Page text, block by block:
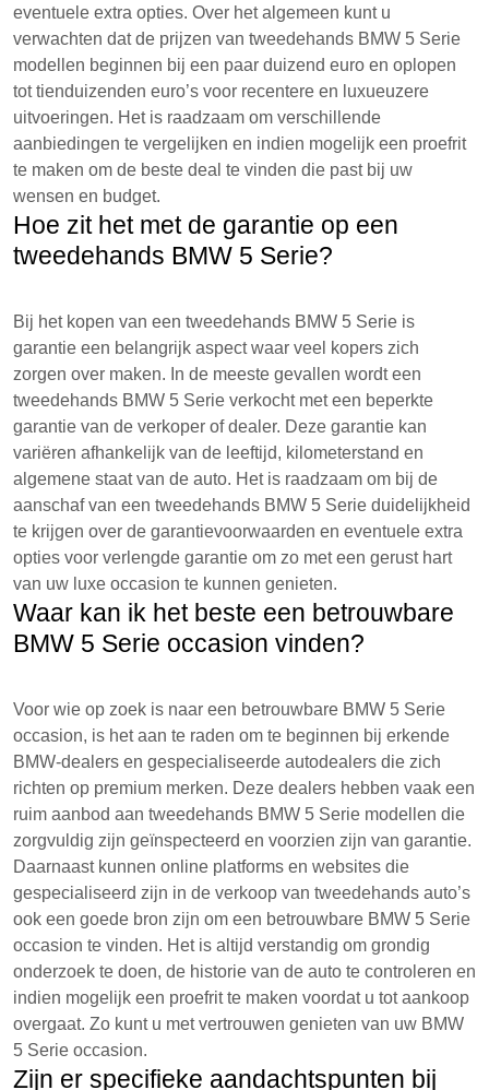
eventuele extra opties. Over het algemeen kunt u
verwachten dat de prijzen van tweedehands BMW 5 Serie
modellen beginnen bij een paar duizend euro en oplopen
tot tienduizenden euro’s voor recentere en luxueuzere
uitvoeringen. Het is raadzaam om verschillende
aanbiedingen te vergelijken en indien mogelijk een proefrit
te maken om de beste deal te vinden die past bij uw
wensen en budget.
Hoe zit het met de garantie op een
tweedehands BMW 5 Serie?
Bij het kopen van een tweedehands BMW 5 Serie is
garantie een belangrijk aspect waar veel kopers zich
zorgen over maken. In de meeste gevallen wordt een
tweedehands BMW 5 Serie verkocht met een beperkte
garantie van de verkoper of dealer. Deze garantie kan
variëren afhankelijk van de leeftijd, kilometerstand en
algemene staat van de auto. Het is raadzaam om bij de
aanschaf van een tweedehands BMW 5 Serie duidelijkheid
te krijgen over de garantievoorwaarden en eventuele extra
opties voor verlengde garantie om zo met een gerust hart
van uw luxe occasion te kunnen genieten.
Waar kan ik het beste een betrouwbare
BMW 5 Serie occasion vinden?
Voor wie op zoek is naar een betrouwbare BMW 5 Serie
occasion, is het aan te raden om te beginnen bij erkende
BMW-dealers en gespecialiseerde autodealers die zich
richten op premium merken. Deze dealers hebben vaak een
ruim aanbod aan tweedehands BMW 5 Serie modellen die
zorgvuldig zijn geïnspecteerd en voorzien zijn van garantie.
Daarnaast kunnen online platforms en websites die
gespecialiseerd zijn in de verkoop van tweedehands auto’s
ook een goede bron zijn om een betrouwbare BMW 5 Serie
occasion te vinden. Het is altijd verstandig om grondig
onderzoek te doen, de historie van de auto te controleren en
indien mogelijk een proefrit te maken voordat u tot aankoop
overgaat. Zo kunt u met vertrouwen genieten van uw BMW
5 Serie occasion.
Zijn er specifieke aandachtspunten bij